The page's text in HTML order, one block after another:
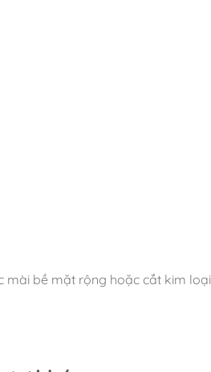
bề mặt rộng hoặc cắt kim